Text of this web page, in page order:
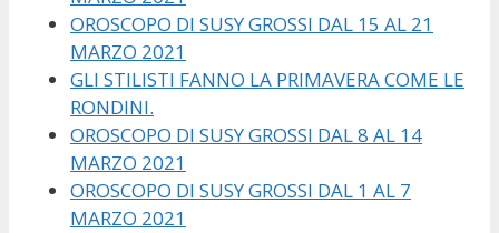
OROSCOPO DI SUSY GROSSI DAL 15 AL 21
MARZO 2021
GLI STILISTI FANNO LA PRIMAVERA COME LE
RONDINI.
OROSCOPO DI SUSY GROSSI DAL 8 AL 14
MARZO 2021
OROSCOPO DI SUSY GROSSI DAL 1 AL 7
MARZO 2021